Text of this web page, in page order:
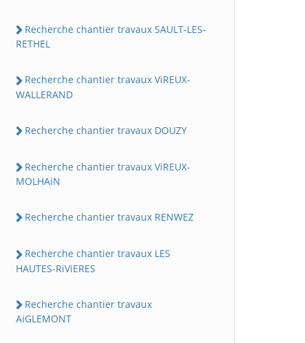
Recherche chantier travaux SAULT-LES-
RETHEL
Recherche chantier travaux ViREUX-
WALLERAND
Recherche chantier travaux DOUZY
Recherche chantier travaux ViREUX-
MOLHAiN
Recherche chantier travaux RENWEZ
Recherche chantier travaux LES
HAUTES-RiViERES
Recherche chantier travaux
AiGLEMONT